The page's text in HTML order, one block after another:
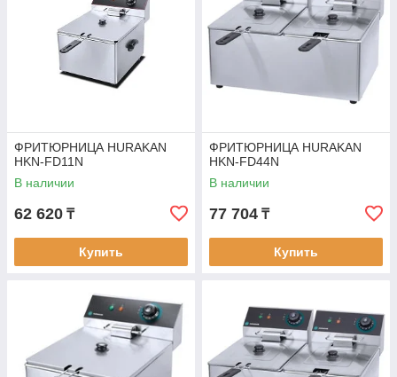
ФРИТЮРНИЦА HURAKAN
HKN-FD11N
В наличии
62 620 ₸
Купить
ФРИТЮРНИЦА HURAKAN
HKN-FD44N
В наличии
77 704 ₸
Купить